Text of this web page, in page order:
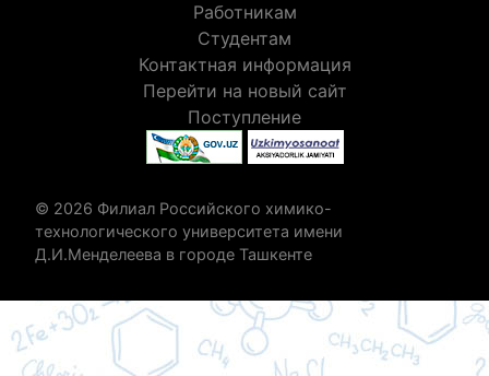
Работникам
Студентам
Контактная информация
Перейти на новый сайт
Поступление
© 2026 Филиал Российского химико-
технологического университета имени
Д.И.Менделеева в городе Ташкенте